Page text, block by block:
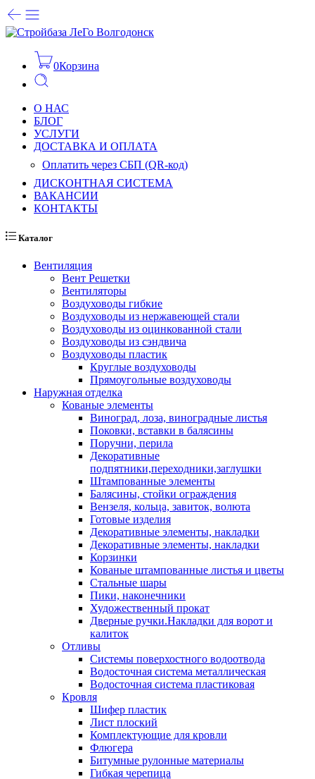
0Корзина
О НАС
БЛОГ
УСЛУГИ
ДОСТАВКА И ОПЛАТА
Оплатить через СБП (QR-код)
ДИСКОНТНАЯ СИСТЕМА
ВАКАНСИИ
КОНТАКТЫ
Каталог
Вентиляция
Вент Решетки
Вентиляторы
Воздуховоды гибкие
Воздуховоды из нержавеющей стали
Воздуховоды из оцинкованной стали
Воздуховоды из сэндвича
Воздуховоды пластик
Круглые воздуховоды
Прямоугольные воздуховоды
Наружная отделка
Кованые элементы
Виноград, лоза, виноградные листья
Поковки, вставки в балясины
Поручни, перила
Декоративные
подпятники,переходники,заглушки
Штампованные элементы
Балясины, стойки ограждения
Вензеля, кольца, завиток, волюта
Готовые изделия
Декоративные элементы, накладки
Декоративные элементы, накладки
Корзинки
Кованые штампованные листья и цветы
Стальные шары
Пики, наконечники
Художественный прокат
Дверные ручки.Накладки для ворот и
калиток
Отливы
Системы поверхостного водоотвода
Водосточная система металлическая
Водосточная система пластиковая
Кровля
Шифер пластик
Лист плоский
Комплектующие для кровли
Флюгера
Битумные рулонные материалы
Гибкая черепица